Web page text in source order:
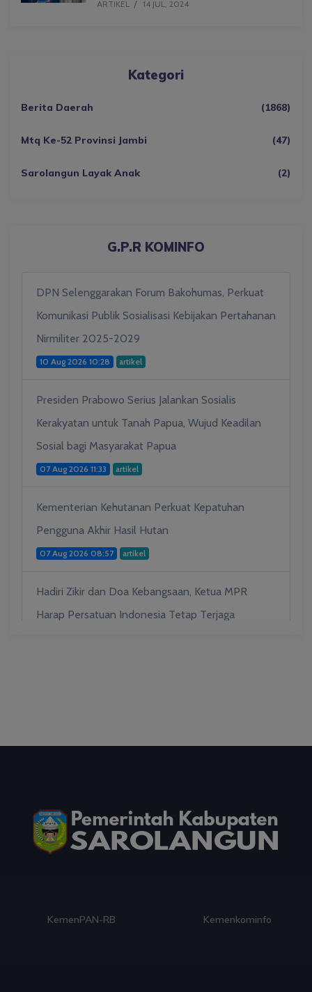
ARTIKEL 14 JUL, 2024
Kategori
Berita Daerah (1868)
Mtq Ke-52 Provinsi Jambi (47)
Sarolangun Layak Anak (2)
G.P.R KOMINFO
DPN Selenggarakan Forum Bakohumas, Perkuat
Komunikasi Publik Sosialisasi Kebijakan Pertahanan
Nirmiliter 2025-2029
10 Aug 2026 10:28 artikel
Presiden Prabowo Serius Jalankan Sosialis
Kerakyatan untuk Tanah Papua, Wujud Keadilan
Sosial bagi Masyarakat Papua
07 Aug 2026 11:33 artikel
Kementerian Kehutanan Perkuat Kepatuhan
Pengguna Akhir Hasil Hutan
07 Aug 2026 08:57 artikel
Hadiri Zikir dan Doa Kebangsaan, Ketua MPR
Harap Persatuan Indonesia Tetap Terjaga
03 Aug 2026 09:53 artikel
Menghadiahkan Kemerdekaan
03 Aug 2026 09:49 artikel
03 Aug 2026 09:42
KemenPAN-RB Kemenkominfo